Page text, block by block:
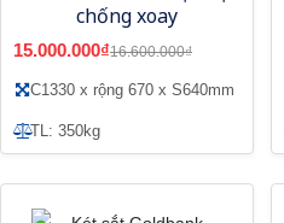
chống xoay
15.000.000₫16.600.000₫
C1330 x rộng 670 x S640mm
TL: 350kg